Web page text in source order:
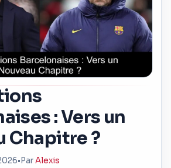
: Vers un
Chapitre ?
• ParAlexis